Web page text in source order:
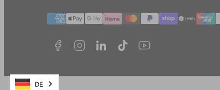
Zahlungmethoden
DE